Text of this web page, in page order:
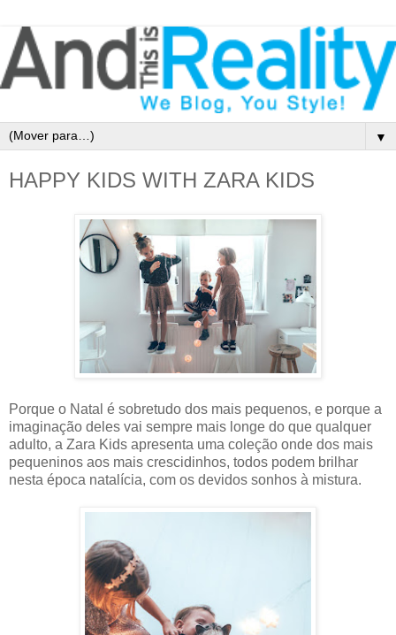
▼
HAPPY KIDS WITH ZARA KIDS
Porque o Natal é sobretudo dos mais pequenos, e porque a
imaginação deles vai sempre mais longe do que qualquer
adulto, a Zara Kids apresenta uma coleção onde dos mais
pequeninos aos mais crescidinhos, todos podem brilhar
nesta época natalícia, com os devidos sonhos à mistura.